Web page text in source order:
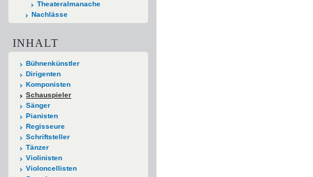
Theateralmanache
Nachlässe
INHALT
Bühnenkünstler
Dirigenten
Komponisten
Schauspieler
Sänger
Pianisten
Regisseure
Schriftsteller
Tänzer
Violinisten
Violoncellisten